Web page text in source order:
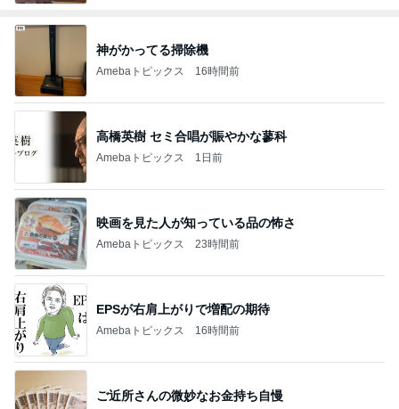
神がかってる掃除機
Amebaトピックス 16時間前
高橋英樹 セミ合唱が賑やかな蓼科
Amebaトピックス 1日前
映画を見た人が知っている品の怖さ
Amebaトピックス 23時間前
EPSが右肩上がりで増配の期待
Amebaトピックス 16時間前
ご近所さんの微妙なお金持ち自慢